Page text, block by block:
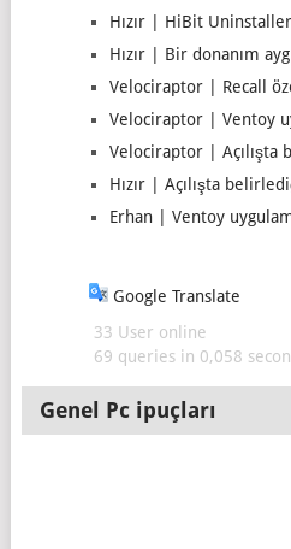
Hızır | HiBit
Hızır | Bir donanım
Velociraptor | Recall
Velociraptor | Ventoy
Velociraptor | Açılışta
Hızır | Açılışta
Erhan | Ventoy
Google Translate
33 User online
69 queries in 0,058
Genel Pc ipuçları